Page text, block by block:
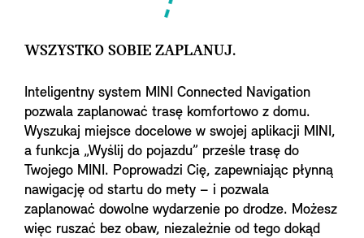
WSZYSTKO SOBIE ZAPLANUJ.
Inteligentny system MINI Connected Navigation
pozwala zaplanować trasę komfortowo z domu.
Wyszukaj miejsce docelowe w swojej aplikacji MINI,
a funkcja „Wyślij do pojazdu” prześle trasę do
Twojego MINI. Poprowadzi Cię, zapewniając płynną
nawigację od startu do mety – i pozwala
zaplanować dowolne wydarzenie po drodze. Możesz
więc ruszać bez obaw, niezależnie od tego dokąd